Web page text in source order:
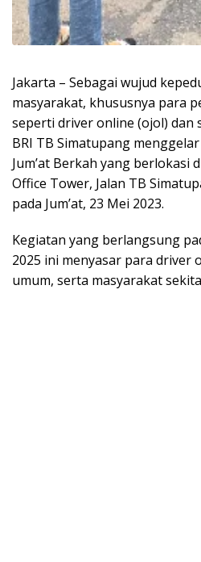
Jakarta – Sebagai wujud
masyarakat, khususnya para
seperti driver online (ojol) dan
BRI TB Simatupang
Jum’at Berkah yang berlokasi
Office Tower, Jalan TB
pada Jum’at, 23 Mei 2023.
Kegiatan yang berlangsung
2025 ini menyasar para driver
umum, serta masyarakat